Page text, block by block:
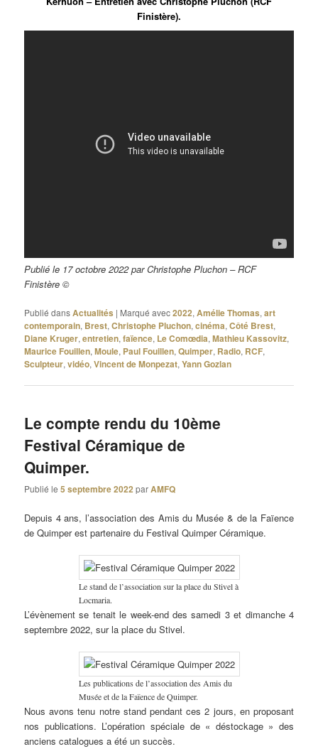
Finistère).
Publié le 17 octobre 2022 par Christophe Pluchon – RCF
Finistère ©
Publié dansActualités | Marqué avec2022,Amélie Thomas,art
contemporain, Brest,Christophe Pluchon,cinéma,Côté Brest,
Diane Kruger,entretien,faïence, Le Comœdia,Mathieu Kassovitz,
Maurice Fouillen,Moule, Paul Fouillen,Quimper, Radio, RCF,
Sculpteur,vidéo,Vincent de Monpezat,Yann Gozlan
Le compte rendu du 10ème
Festival Céramique de
Quimper.
Publié le5 septembre 2022 parAMFQ
Depuis 4 ans, l’association des Amis du Musée & de la Faïence
de Quimper est partenaire du Festival Quimper Céramique.
Le stand de l’association sur la place du Stivel à
Locmaria.
L’évènement se tenait le week-end des samedi 3 et dimanche 4
septembre 2022, sur la place du Stivel.
Les publications de l’association des Amis du
Musée et de la Faïence de Quimper.
Nous avons tenu notre stand pendant ces 2 jours, en proposant
nos publications. L’opération spéciale de « déstockage » des
anciens catalogues a été un succès.